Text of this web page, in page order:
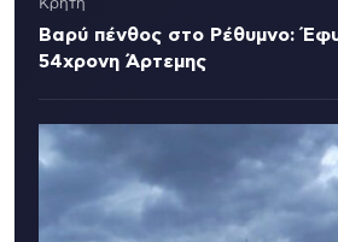
Κρήτη
Βαρύ πένθος στο Ρέθυμνο:
54χρονη Άρτεμης